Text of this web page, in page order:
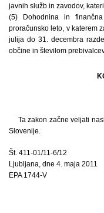
javnih služb in zavodov,
(5) Dohodnina in
proračunsko leto, v katerem
julija do 31. decembra
občine in številom
Ta zakon začne veljati
Slovenije.
Št. 411-01/11-6/12
Ljubljana, dne 4. maja 2011
EPA 1744-V